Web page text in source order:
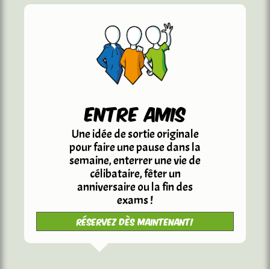
entre amis
Une idée de sortie originale
pour faire une pause dans la
semaine, enterrer une vie de
célibataire, fêter un
anniversaire ou la fin des
exams !
Réservez dès maintenant!